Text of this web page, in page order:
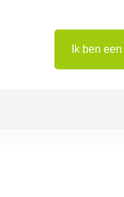
Ik ben een